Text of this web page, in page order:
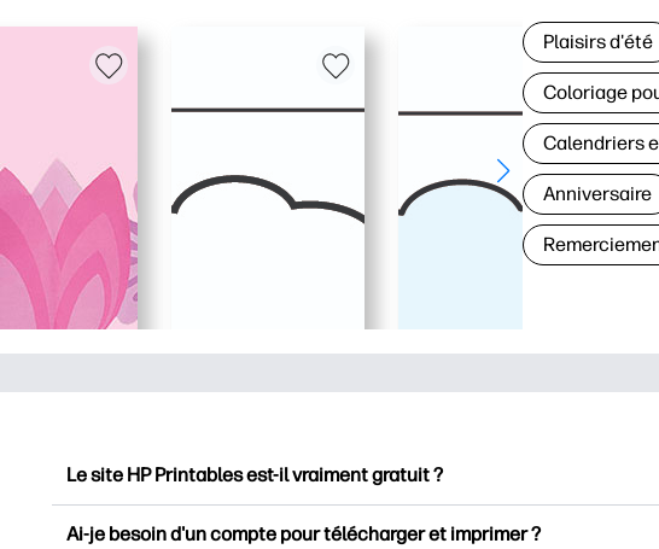
Plaisirs d'été
Coloriage
Calendriers
Anniversaire
Le site HP Printables est-il vraiment gratuit ?
Ai-je besoin d'un compte pour télécharger et imprimer ?